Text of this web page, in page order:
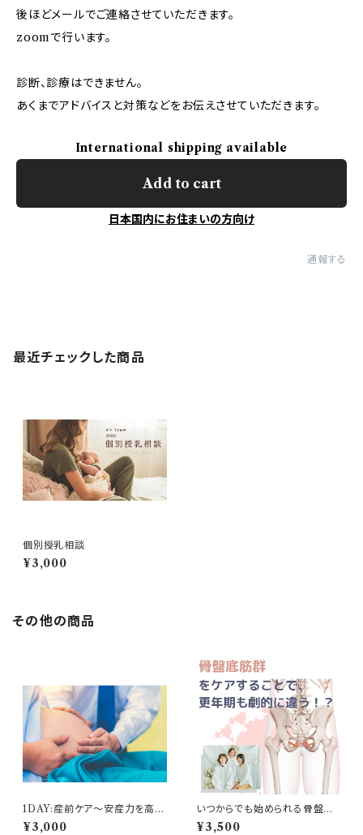
後ほどメールでご連絡させていただきます。
zoomで行います。
診断、診療はできません。
あくまでアドバイスと対策などをお伝えさせていただきます。
International shipping available
Add to cart
日本国内にお住まいの方向け
通報する
最近チェックした商品
個別授乳相談
¥3,000
その他の商品
1DAY:産前ケア〜安産力を高め
る方法〜
¥3,000
いつからでも始められる骨盤底
筋セルフケア
¥3,500